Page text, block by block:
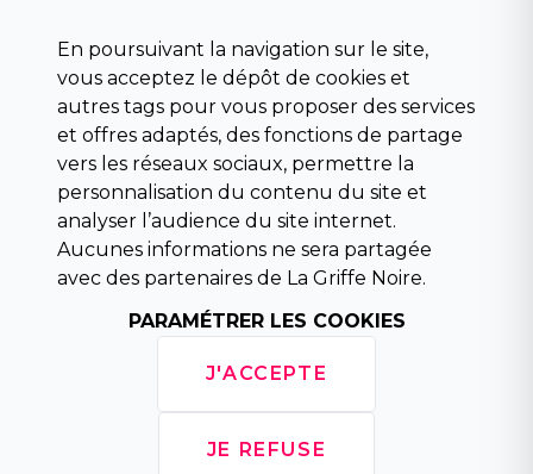
Para scolaire
Histoire
Pochoteque
Pleiade
INFORMATIONS
Droit de rétractation
Conditions générales de vente
Mentions légales
Horaires d'ouverture
En poursuivant la navigation sur le site,
vous acceptez le dépôt de cookies et
autres tags pour vous proposer des services
et offres adaptés, des fonctions de partage
vers les réseaux sociaux, permettre la
personnalisation du contenu du site et
analyser l’audience du site internet.
Aucunes informations ne sera partagée
avec des partenaires de La Griffe Noire.
PARAMÉTRER LES COOKIES
J'ACCEPTE
JE REFUSE